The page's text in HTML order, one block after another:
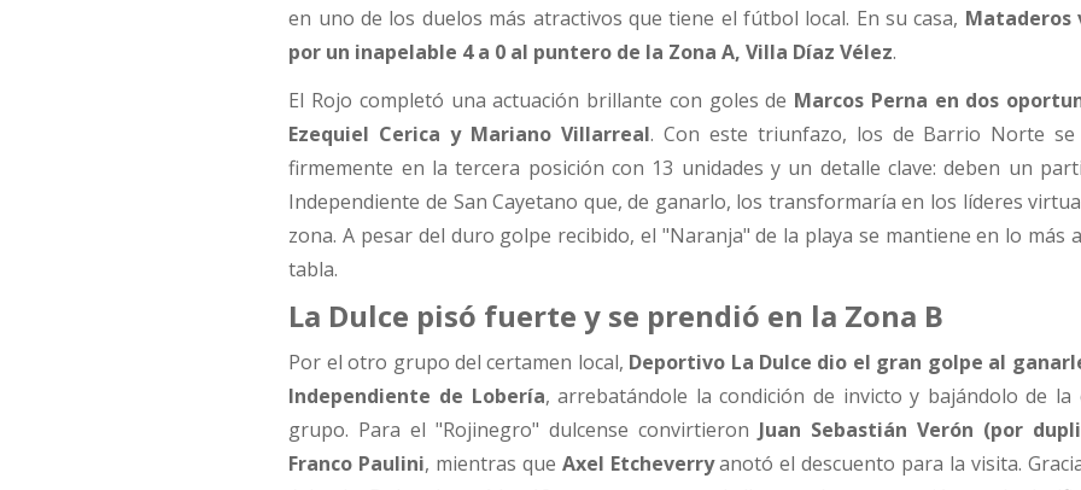
en uno de los duelos más atractivos que tiene el fútbol local. En su casa, Mataderos
por un inapelable 4 a 0 al puntero de la Zona A, Villa Díaz Vélez.
El Rojo completó una actuación brillante con goles de Marcos Perna en dos
Ezequiel Cerica y Mariano Villarreal. Con este triunfazo, los de Barrio Norte se
firmemente en la tercera posición con 13 unidades y un detalle clave: deben un
Independiente de San Cayetano que, de ganarlo, los transformaría en los líderes
zona. A pesar del duro golpe recibido, el "Naranja" de la playa se mantiene en lo más
tabla.
La Dulce pisó fuerte y se prendió en la Zona B
Por el otro grupo del certamen local, Deportivo La Dulce dio el gran golpe al
Independiente de Lobería, arrebatándole la condición de invicto y bajándolo de la
grupo. Para el "Rojinegro" dulcense convirtieron Juan Sebastián Verón (por
Franco Paulini, mientras que Axel Etcheverryanotó el descuento para la visita.